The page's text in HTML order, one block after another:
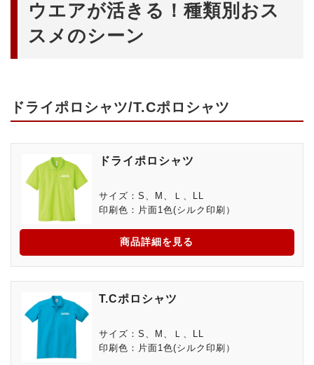
ウエアが活きる！種類別おス
スメのシーン
ドライポロシャツ/T.Cポロシャツ
ドライポロシャツ
サイズ：S、M、Ｌ、LL
印刷色：片面1色(シルク印刷）
商品詳細を見る
T.Cポロシャツ
サイズ：S、M、Ｌ、LL
印刷色：片面1色(シルク印刷）